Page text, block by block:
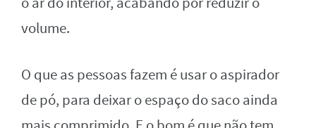
volume.
O que as pessoas fazem é usar o aspirador
de pó, para deixar o espaço do saco ainda